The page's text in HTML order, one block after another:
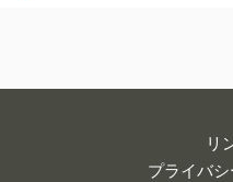
リ
プライバ